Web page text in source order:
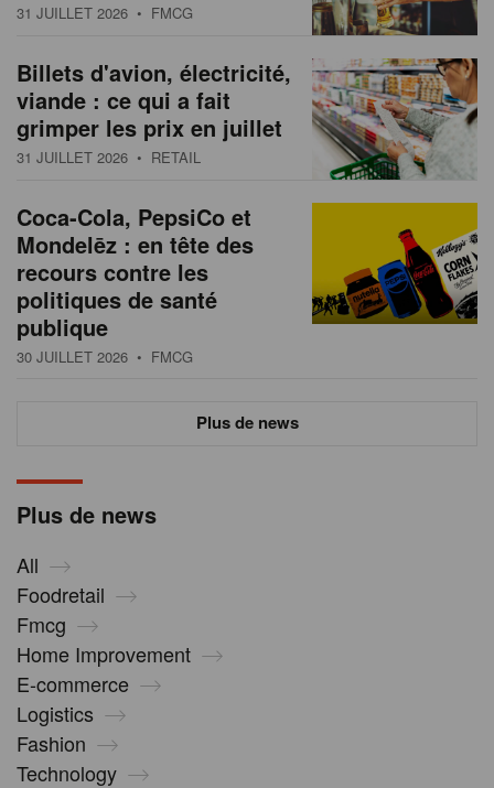
Plus de news
All
Foodretail
Fmcg
Home Improvement
E-commerce
Logistics
Fashion
Technology
31 JUILLET 2026 • FMCG
Billets d'avion, électricité,
viande : ce qui a fait
grimper les prix en juillet
31 JUILLET 2026 • RETAIL
Coca-Cola, PepsiCo et
Mondelēz : en tête des
recours contre les
politiques de santé
publique
30 JUILLET 2026 • FMCG
Plus de news